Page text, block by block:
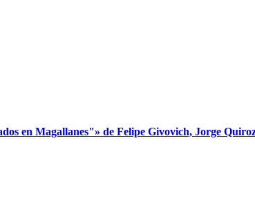
en Magallanes"» de Felipe Givovich, Jorge